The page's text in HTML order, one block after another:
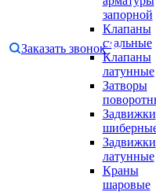
запорной
Клапаны
стальные
Клапаны
латунные
Затворы
Задвижки
Задвижки
латунные
Краны
шаровые
Заказать звонок